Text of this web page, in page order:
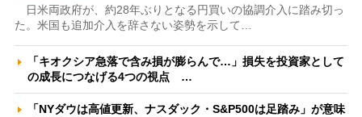
日米両政府が、約28年ぶりとなる円買いの協調介入に踏み切っ
た。米国も追加介入を辞さない姿勢を示して…
「キオクシア急落で含み損が膨らんで…」損失を投資家として
の成長につなげる4つの視点 …
「NYダウは高値更新、ナスダック・S&P500は足踏み」が意味